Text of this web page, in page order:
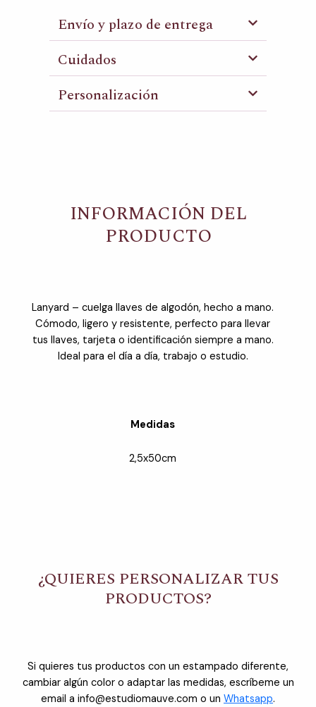
Envío y plazo de entrega
Cuidados
Personalización
INFORMACIÓN DEL
PRODUCTO
Lanyard – cuelga llaves de algodón, hecho a mano.
Cómodo, ligero y resistente, perfecto para llevar
tus llaves, tarjeta o identificación siempre a mano.
Ideal para el día a día, trabajo o estudio.
Medidas
2,5x50cm
¿QUIERES PERSONALIZAR TUS
PRODUCTOS?
Si quieres tus productos con un estampado diferente,
cambiar algún color o adaptar las medidas, escríbeme un
email a info@estudiomauve.com o un Whatsapp.